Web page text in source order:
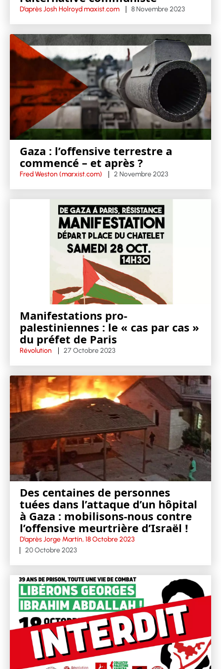
D’après Josh Holroyd maxist.com 8 Novembre 2023
Gaza : l’offensive terrestre a
commencé – et après ?
Fred Weston (marxist.com) 2 Novembre 2023
Manifestations pro-
palestiniennes : le « cas par cas »
du préfet de Paris
Révolution 27 Octobre 2023
Des centaines de personnes
tuées dans l’attaque d’un hôpital
à Gaza : mobilisons-nous contre
l’offensive meurtrière d’Israël !
D’après Jorge Martín, 18 Octobre 2023
20 Octobre 2023